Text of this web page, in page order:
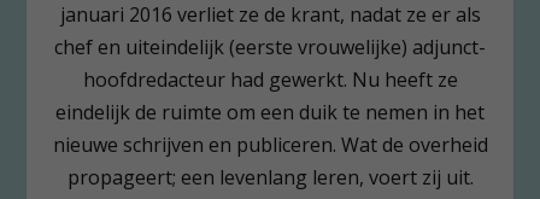
januari 2016 verliet ze de krant, nadat ze er als
chef en uiteindelijk (eerste vrouwelijke) adjunct-
hoofdredacteur had gewerkt. Nu heeft ze
eindelijk de ruimte om een duik te nemen in het
nieuwe schrijven en publiceren. Wat de overheid
propageert; een levenlang leren, voert zij uit.